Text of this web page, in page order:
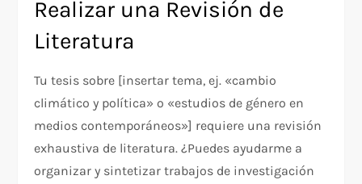
Realizar una Revisión de
Literatura
Tu tesis sobre [insertar tema, ej. «cambio
climático y política» o «estudios de género en
medios contemporáneos»] requiere una revisión
exhaustiva de literatura. ¿Puedes ayudarme a
organizar y sintetizar trabajos de investigación